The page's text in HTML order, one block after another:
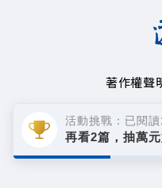
著作權聲
遠見天下文化事
活動挑戰：已閱
再看2篇，抽萬